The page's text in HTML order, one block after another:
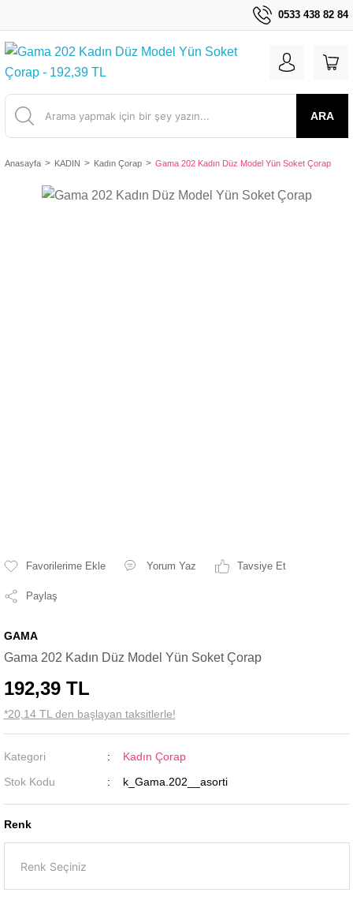
0533 438 82 84
ARA
Anasayfa KADIN Kadın Çorap Gama 202 Kadın Düz Model Yün Soket Çorap
Yorum Yaz Tavsiye Et
Paylaş
GAMA
Gama 202 Kadın Düz Model Yün Soket Çorap
192,39 TL
*20,14 TL den başlayan taksitlerle!
Kategori
Kadın Çorap
Stok Kodu
k_Gama.202__asorti
Renk